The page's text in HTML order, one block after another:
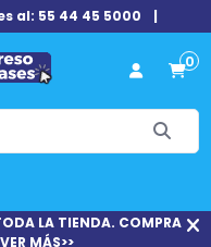
al: 55 44 45 5000 |
0
LA TIENDA. COMPRA
MÁS>>